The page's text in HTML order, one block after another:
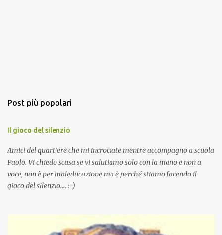
Post più popolari
Il gioco del silenzio
Amici del quartiere che mi incrociate mentre accompagno a scuola
Paolo. Vi chiedo scusa se vi salutiamo solo con la mano e non a
voce, non è per maleducazione ma è perché stiamo facendo il
gioco del silenzio.... :-)